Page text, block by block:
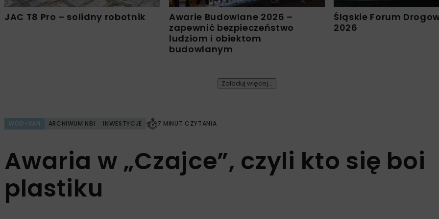
JAC T8 Pro – solidny robotnik
Awarie Budowlane 2026 –
zapewnić bezpieczeństwo
ludziom i obiektom
budowlanym
Śląskie Forum
2026
Załaduj więcej...
WOD-KAN ARCHIWUM NBI INWESTYCJE 7 MINUT CZYTANIA
Awaria w „Czajce”, czyli kto się boi
plastiku